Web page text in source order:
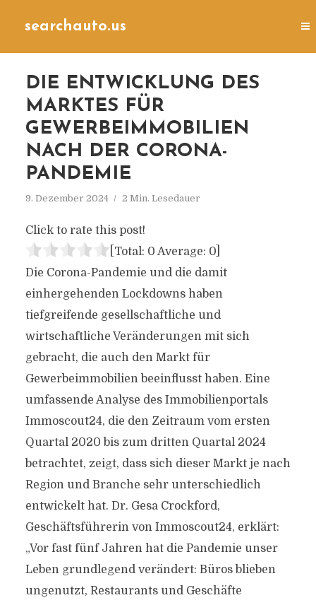
searchauto.us
DIE ENTWICKLUNG DES
MARKTES FÜR
GEWERBEIMMOBILIEN
NACH DER CORONA-
PANDEMIE
9. Dezember 2024 2 Min. Lesedauer
Click to rate this post!
[Total: 0 Average: 0]
Die Corona-Pandemie und die damit
einhergehenden Lockdowns haben
tiefgreifende gesellschaftliche und
wirtschaftliche Veränderungen mit sich
gebracht, die auch den Markt für
Gewerbeimmobilien beeinflusst haben. Eine
umfassende Analyse des Immobilienportals
Immoscout24, die den Zeitraum vom ersten
Quartal 2020 bis zum dritten Quartal 2024
betrachtet, zeigt, dass sich dieser Markt je nach
Region und Branche sehr unterschiedlich
entwickelt hat. Dr. Gesa Crockford,
Geschäftsführerin von Immoscout24, erklärt:
„Vor fast fünf Jahren hat die Pandemie unser
Leben grundlegend verändert: Büros blieben
ungenutzt, Restaurants und Geschäfte